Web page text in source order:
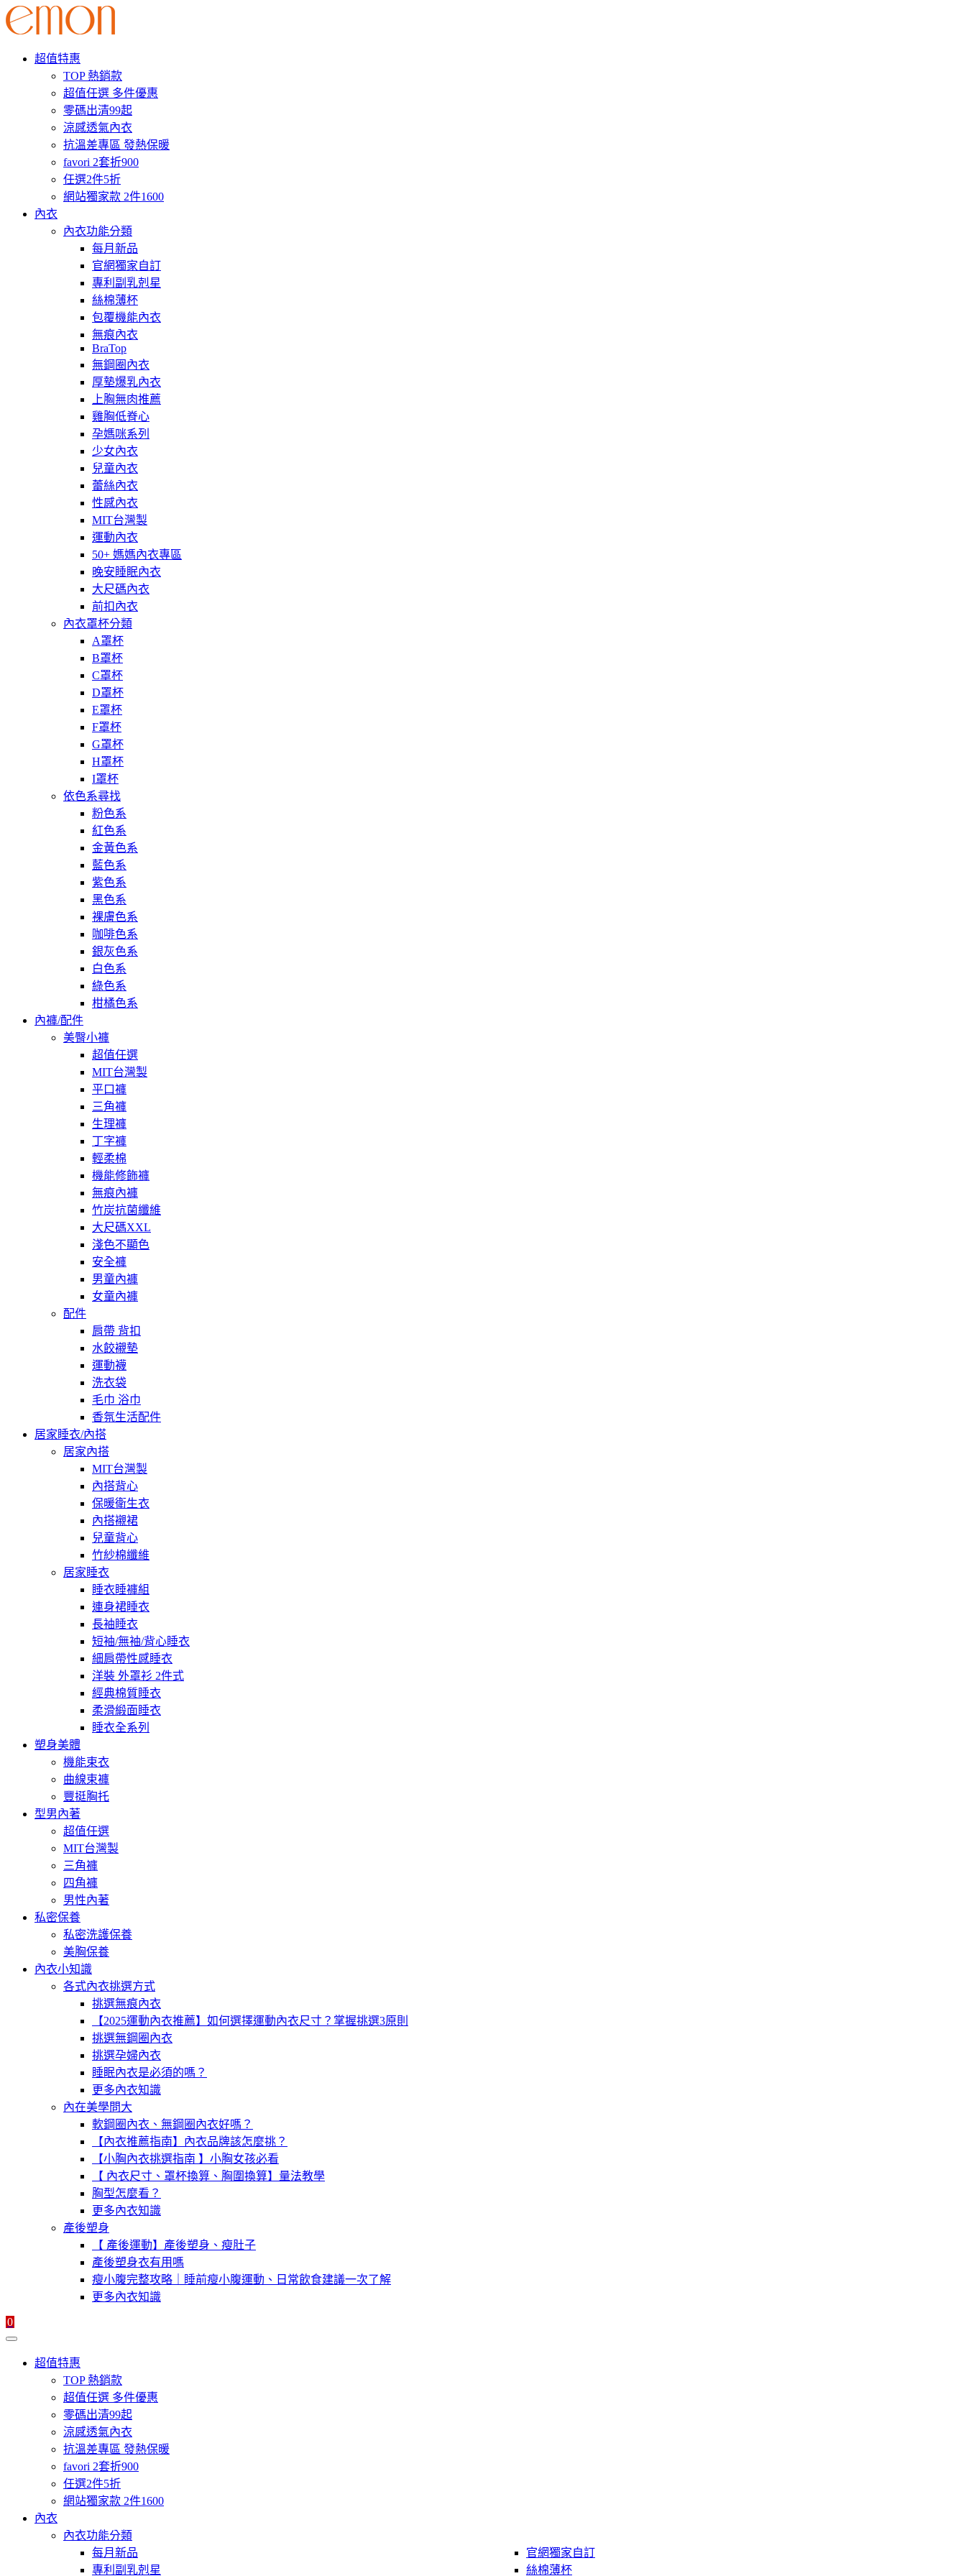
超值特惠
TOP 熱銷款
超值任選 多件優惠
零碼出清99起
涼感透氣內衣
抗溫差專區 發熱保暖
favori 2套折900
任選2件5折
網站獨家款 2件1600
內衣
內衣功能分類
每月新品
官網獨家自訂
專利副乳剋星
絲棉薄杯
包覆機能內衣
無痕內衣
BraTop
無鋼圈內衣
厚墊爆乳內衣
上胸無肉推薦
雞胸低脊心
孕媽咪系列
少女內衣
兒童內衣
蕾絲內衣
性感內衣
MIT台灣製
運動內衣
50+ 媽媽內衣專區
晚安睡眠內衣
大尺碼內衣
前扣內衣
內衣罩杯分類
A罩杯
B罩杯
C罩杯
D罩杯
E罩杯
F罩杯
G罩杯
H罩杯
I罩杯
依色系尋找
粉色系
紅色系
金黃色系
藍色系
紫色系
黑色系
裸膚色系
咖啡色系
銀灰色系
白色系
綠色系
柑橘色系
內褲/配件
美臀小褲
超值任選
MIT台灣製
平口褲
三角褲
生理褲
丁字褲
輕柔棉
機能修飾褲
無痕內褲
竹炭抗菌纖維
大尺碼XXL
淺色不顯色
安全褲
男童內褲
女童內褲
配件
肩帶 背扣
水餃襯墊
運動襪
洗衣袋
毛巾 浴巾
香氛生活配件
居家睡衣/內搭
居家內搭
MIT台灣製
內搭背心
保暖衛生衣
內搭襯裙
兒童背心
竹紗棉纖維
居家睡衣
睡衣睡褲組
連身裙睡衣
長袖睡衣
短袖/無袖/背心睡衣
細肩帶性感睡衣
洋裝 外罩衫 2件式
經典棉質睡衣
柔滑緞面睡衣
睡衣全系列
塑身美體
機能束衣
曲線束褲
豐挺胸托
型男內著
超值任選
MIT台灣製
三角褲
四角褲
男性內著
私密保養
私密洗護保養
美胸保養
內衣小知識
各式內衣挑選方式
挑選無痕內衣
【2025運動內衣推薦】如何選擇運動內衣尺寸？掌握挑選3原則
挑選無鋼圈內衣
挑選孕婦內衣
睡眠內衣是必須的嗎？
更多內衣知識
內在美學問大
軟鋼圈內衣、無鋼圈內衣好嗎？
【內衣推薦指南】內衣品牌該怎麼挑？
【小胸內衣挑選指南 】小胸女孩必看
【 內衣尺寸、罩杯換算、胸圍換算】量法教學
胸型怎麼看？
更多內衣知識
產後塑身
【 產後運動】產後塑身、瘦肚子
產後塑身衣有用嗎
瘦小腹完整攻略｜睡前瘦小腹運動、日常飲食建議一次了解
更多內衣知識
0
超值特惠
TOP 熱銷款
超值任選 多件優惠
零碼出清99起
涼感透氣內衣
抗溫差專區 發熱保暖
favori 2套折900
任選2件5折
網站獨家款 2件1600
內衣
內衣功能分類
每月新品
官網獨家自訂
專利副乳剋星
絲棉薄杯